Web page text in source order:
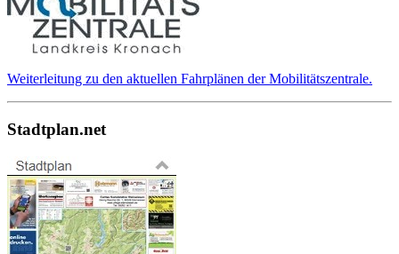
Weiterleitung zu den aktuellen Fahrplänen der Mobilitätszentrale.
Stadtplan.net